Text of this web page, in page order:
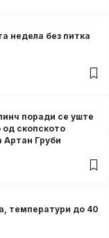
недела без питка
поради се уште
од скопското
Артан Груби
температури до 40